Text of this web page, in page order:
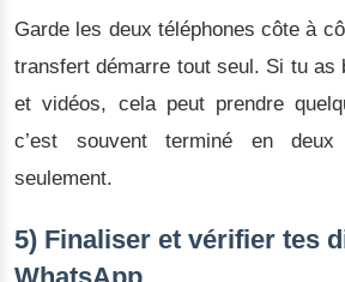
Garde les deux téléphones côte à
transfert démarre tout seul. Si tu as
et vidéos, cela peut prendre
c’est souvent terminé en
seulement.
5) Finaliser et vérifier tes